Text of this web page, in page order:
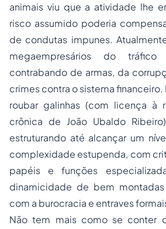
animais viu que a atividade lhe
risco assumido poderia
de condutas impunes.
megaempresários do
contrabando de armas, da
crimes contra o sistema financeiro.
roubar galinhas (com licença à
crônica de João Ubaldo
estruturando até alcançar um
complexidade estupenda, com
papéis e funções
dinamicidade de bem
com a burocracia e entraves
Não tem mais como se conter